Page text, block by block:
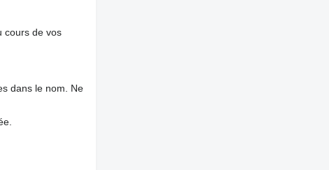
cours de vos
dans le nom. Ne